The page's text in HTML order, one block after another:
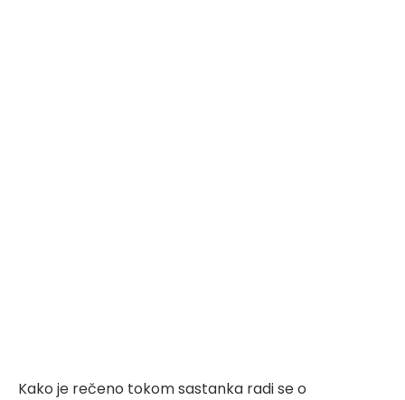
Kako je rečeno tokom sastanka radi se o